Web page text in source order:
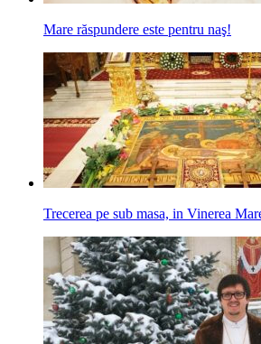
Mare răspundere este pentru naş!
Trecerea pe sub masa, in Vinerea